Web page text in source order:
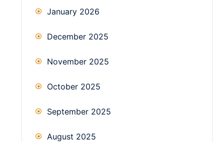
January 2026
December 2025
November 2025
October 2025
September 2025
August 2025